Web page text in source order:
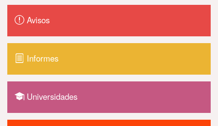
Avisos
Informes
Universidades